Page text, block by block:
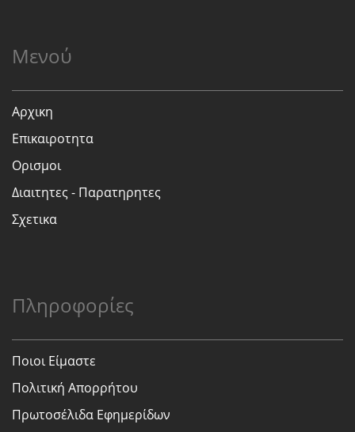
Μενού
Αρχικη
Επικαιροτητα
Ορισμοι
Διαιτητες - Παρατηρητες
Σχετικα
Πληροφορίες
Ποιοι Είμαστε
Πολιτική Απορρήτου
Πρωτοσέλιδα Εφημερίδων